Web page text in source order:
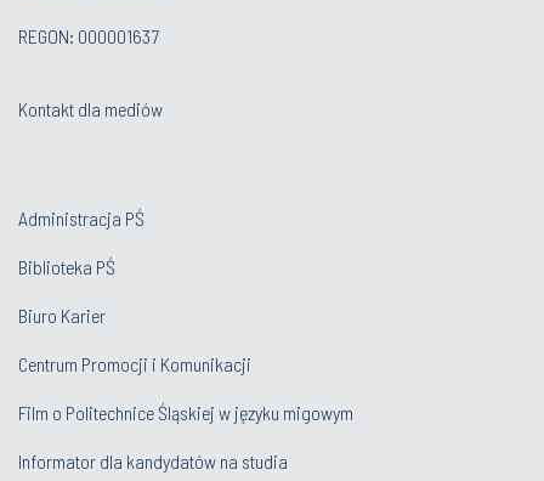
REGON: 000001637
Kontakt dla mediów
Administracja PŚ
Biblioteka PŚ
Biuro Karier
Centrum Promocji i Komunikacji
Film o Politechnice Śląskiej w języku migowym
Informator dla kandydatów na studia